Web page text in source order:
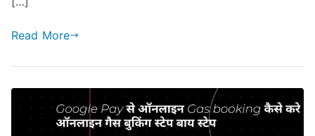
Read More